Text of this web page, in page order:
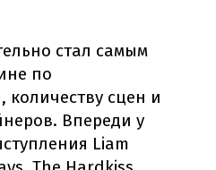
стал самым
по
количеству сцен и
Впереди у
Liam